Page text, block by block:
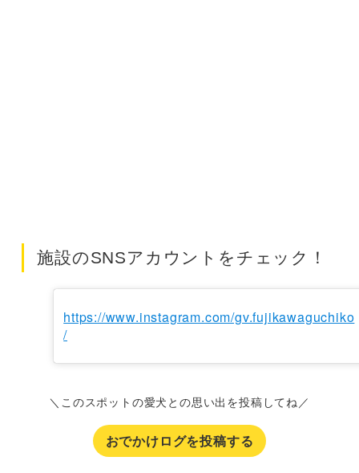
施設のSNSアカウントをチェック！
https://www.instagram.com/gv.fujikawaguchiko
/
＼このスポットの愛犬との思い出を投稿してね／
おでかけログを投稿する